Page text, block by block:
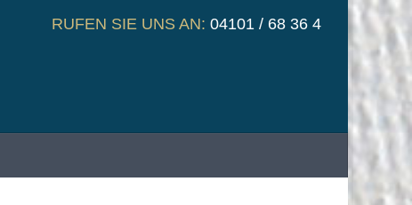
RUFEN SIE UNS AN: 04101 / 68 36 4